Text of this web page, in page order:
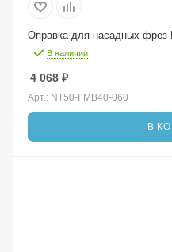
Оправка для насадных фрез
В наличии
4 068 ₽
Арт.: NT50-FMB40-060
В